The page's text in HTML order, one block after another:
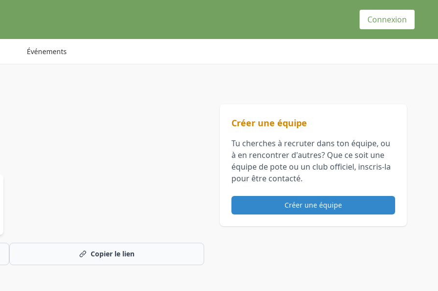
Connexion
Événements
Copier le lien
Créer une équipe
Tu cherches à recruter dans ton équipe, ou
à en rencontrer d'autres? Que ce soit une
équipe de pote ou un club officiel, inscris-la
pour être contacté.
Créer une équipe